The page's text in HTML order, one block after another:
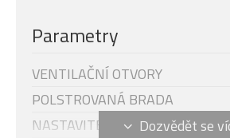
Parametry
VENTILAČNÍ OTVORY
POLSTROVANÁ BRADA
NASTAVITELNÝ OBVOD HLAVY